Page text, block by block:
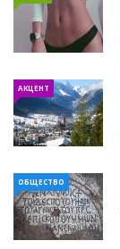
АКЦЕНТ
ОБЩЕСТВО